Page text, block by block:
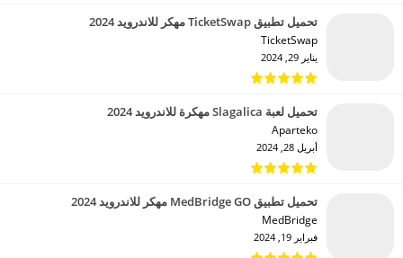
تحميل تطبيق TicketSwap مهكر للاندرويد 2024
TicketSwap‏
يناير 29, 2024
تحميل لعبة Slagalica مهكرة للاندرويد 2024
Aparteko‏
أبريل 28, 2024
تحميل تطبيق MedBridge GO مهكر للاندرويد 2024
MedBridge‏
فبراير 19, 2024